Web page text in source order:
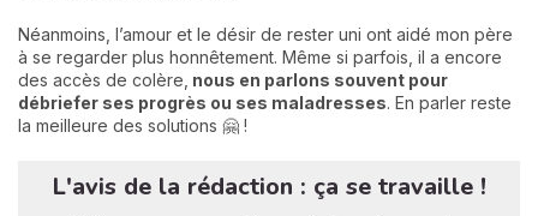
Néanmoins, l’amour et le désir de rester uni ont aidé mon père
à se regarder plus honnêtement. Même si parfois, il a encore
des accès de colère, nous en parlons souvent pour
débriefer ses progrès ou ses maladresses. En parler reste
la meilleure des solutions 🤗 !
L'avis de la rédaction : ça se travaille !